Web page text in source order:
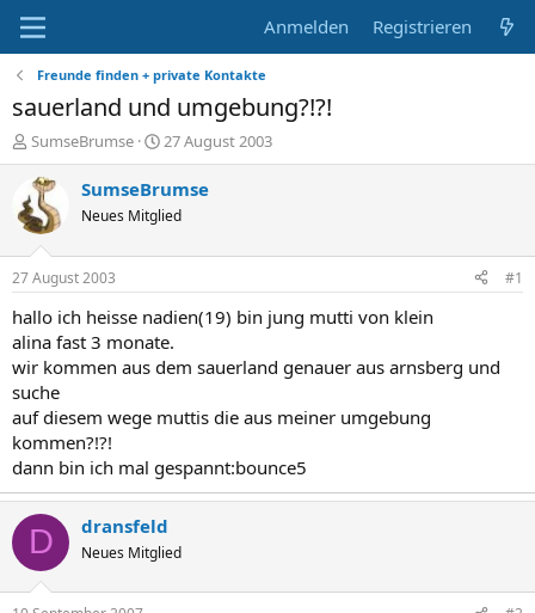
Anmelden Registrieren
Freunde finden + private Kontakte
sauerland und umgebung?!?!
E
r
s
t
e
e
r
SumseBrumse
E
r
s
t
e
t
a
27 August 2003
SumseBrumse
Neues Mitglied
27 August 2003 #1
hallo ich heisse nadien(19) bin jung mutti von klein
alina fast 3 monate.
wir kommen aus dem sauerland genauer aus arnsberg und
suche
auf diesem wege muttis die aus meiner umgebung
kommen?!?!
dann bin ich mal gespannt:bounce5
D dransfeld
Neues Mitglied